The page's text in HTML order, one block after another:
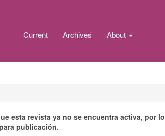
Current Archives About
esta revista ya no se encuentra activa, por lo
publicación.